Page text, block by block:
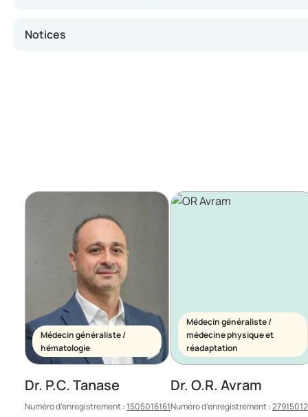
Notices
Médecin généraliste /
hématologie
Dr. P.C. Tanase
Numéro d’enregistrement :1505016161
Médecin généraliste /
médecine physique et
réadaptation
Dr. O.R. Avram
Numéro d’enregistrement :